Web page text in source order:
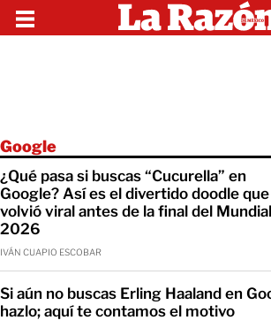
Google
¿Qué pasa si buscas “Cucurella” en
Google? Así es el divertido doodle
volvió viral antes de la final del Mundial
2026
IVÁN CUAPIO ESCOBAR
Si aún no buscas Erling Haaland en
hazlo; aquí te contamos el motivo